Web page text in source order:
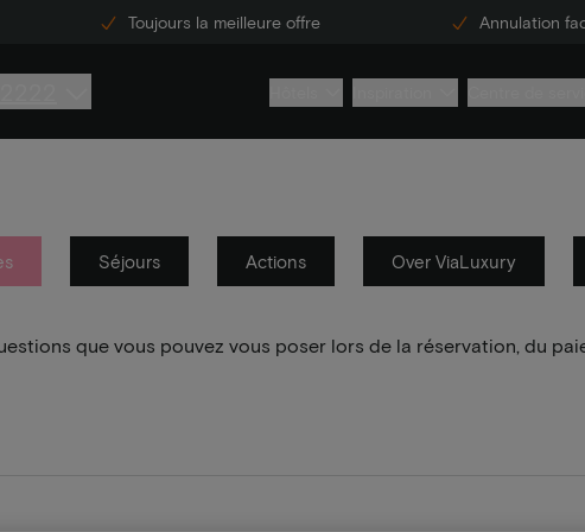
Toujours la meilleure offre Annulation
Séjours Actions Over ViaLuxury
que vous pouvez vous poser lors de la réservation, du